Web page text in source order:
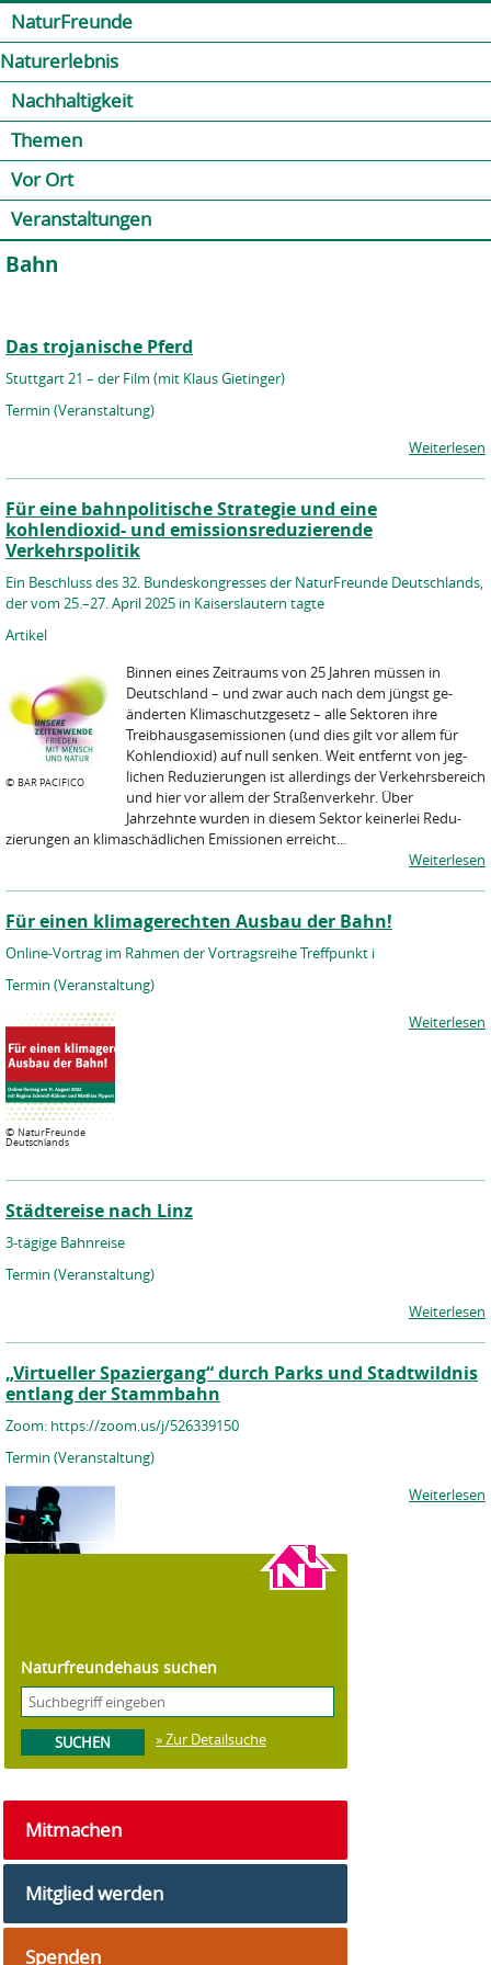
NaturFreunde
Naturerlebnis
Nachhaltigkeit
Themen
Vor Ort
Veranstaltungen
Bahn
Das trojanische Pferd
Stuttgart 21 – der Film (mit Klaus Gietinger)
Termin (Veranstaltung)
Weiterlesen
Für eine bahnpolitische Strategie und eine
kohlendioxid- und emissionsreduzierende
Verkehrspolitik
Ein Beschluss des 32. Bundeskongresses der NaturFreunde Deutschlands,
der vom 25.–27. April 2025 in Kaiserslautern tagte
Artikel
© BAR PACIFICO
Binnen eines Zeitraums von 25 Jahren müssen in
Deutschland – und zwar auch nach dem jüngst ge­
änderten Klimaschutzgesetz – alle Sektoren ihre
Treibhausgasemissionen (und dies gilt vor allem für
Kohlendioxid) auf null senken. Weit entfernt von jeg­
lichen Reduzierungen ist allerdings der Verkehrsbe­reich
und hier vor allem der Straßenverkehr. Über
Jahrzehnte wurden in diesem Sektor keinerlei Redu­
zierungen an klimaschädlichen Emissionen erreicht...
Weiterlesen
Für einen klimagerechten Ausbau der Bahn!
Online-Vortrag im Rahmen der Vortragsreihe Treffpunkt i
Termin (Veranstaltung)
© NaturFreunde
Deutschlands
Weiterlesen
Städtereise nach Linz
3-tägige Bahnreise
Termin (Veranstaltung)
Weiterlesen
„Virtueller Spaziergang“ durch Parks und Stadtwildnis
entlang der Stammbahn
Zoom: https://zoom.us/j/526339150
Termin (Veranstaltung)
Weiterlesen
Naturfreundehaus suchen
» Zur Detailsuche
Mitmachen
Mitglied werden
Spenden